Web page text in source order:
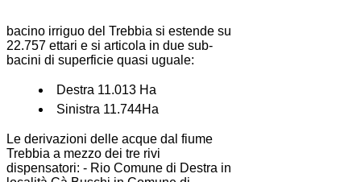
bacino irriguo del Trebbia si estende su
22.757 ettari e si articola in due sub-
bacini di superficie quasi uguale:
Destra 11.013 Ha
Sinistra 11.744Ha
Le derivazioni delle acque dal fiume
Trebbia a mezzo dei tre rivi
dispensatori: - Rio Comune di Destra in